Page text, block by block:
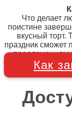
Что делает
поистине
вкусный торт.
праздник сможет
Как